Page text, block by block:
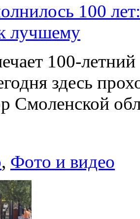
100
лучшему
100-
здесь
Смоленской
, Фото и видео